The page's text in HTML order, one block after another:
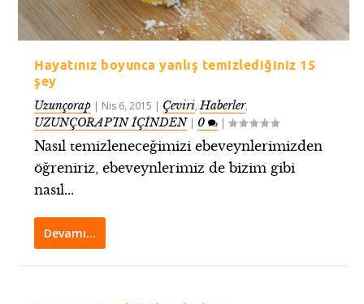
Hayatınız boyunca yanlış temizlediğiniz 15
şey
Uzunçorap | Nis 6, 2015 | Çeviri,Haberler,
UZUNÇORAP’IN İÇİNDEN| 0 |
Nasıl temizleneceğimizi ebeveynlerimizden
öğreniriz, ebeveynlerimiz de bizim gibi
nasıl...
Devamı…